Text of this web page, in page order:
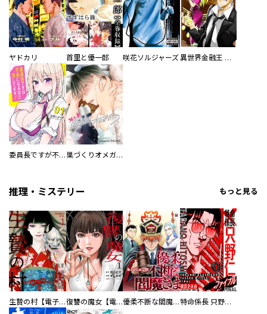
ヤドカリ 首里と優一郎 咲花ソルジャーズ 異世界金融王 ～クローネ・ゴルディオンの覇道～
委員長ですが不良になるほど恋してます！ 巣づくりオメガバース
推理・ミステリー もっと見る
生贄の村【電子単行本版】 復讐の魔女【電子単行本版】 優柔不断な閻魔さま 特命係長 只野仁ファイナル 愛蔵版